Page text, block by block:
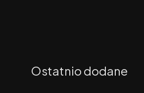
Ostatnio dodane